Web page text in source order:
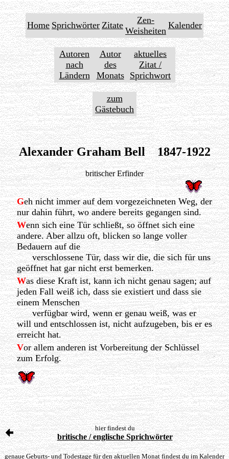
Home Sprichwörter Zitate
Zen-
Weisheiten
Kalender
Autoren
nach
Ländern
Autor
des
Monats
aktuelles
Zitat /
Sprichwort
zum
Gästebuch
Alexander Graham Bell 1847-1922
britischer Erfinder
Geh nicht immer auf dem vorgezeichneten Weg, der
nur dahin führt, wo andere bereits gegangen sind.
Wenn sich eine Tür schließt, so öffnet sich eine
andere. Aber allzu oft, blicken so lange voller
Bedauern auf die
verschlossene Tür, dass wir die, die sich für uns
geöffnet hat gar nicht erst bemerken.
Was diese Kraft ist, kann ich nicht genau sagen; auf
jeden Fall weiß ich, dass sie existiert und dass sie
einem Menschen
verfügbar wird, wenn er genau weiß, was er
will und entschlossen ist, nicht aufzugeben, bis er es
erreicht hat.
Vor allem anderen ist Vorbereitung der Schlüssel
zum Erfolg.
hier findest du
britische / englische Sprichwörter
genaue Geburts- und Todestage für den aktuellen Monat findest du imKalender